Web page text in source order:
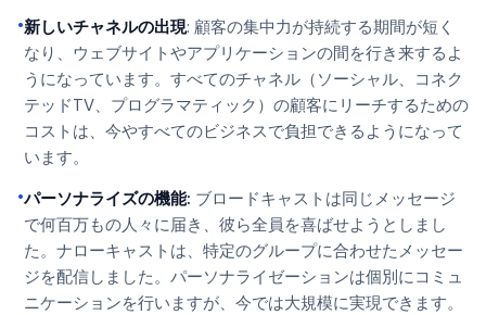
•新しいチャネルの出現: 顧客の集中力が持続する期間が短く
なり、ウェブサイトやアプリケーションの間を行き来するよ
うになっています。すべてのチャネル（ソーシャル、コネク
テッドTV、プログラマティック）の顧客にリーチするための
コストは、今やすべてのビジネスで負担できるようになって
います。
•パーソナライズの機能: ブロードキャストは同じメッセージ
で何百万もの人々に届き、彼ら全員を喜ばせようとしまし
た。ナローキャストは、特定のグループに合わせたメッセー
ジを配信しました。パーソナライゼーションは個別にコミュ
ニケーションを行いますが、今では大規模に実現できます。